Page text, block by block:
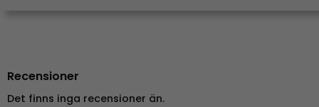
Recensioner
Det finns inga recensioner än.